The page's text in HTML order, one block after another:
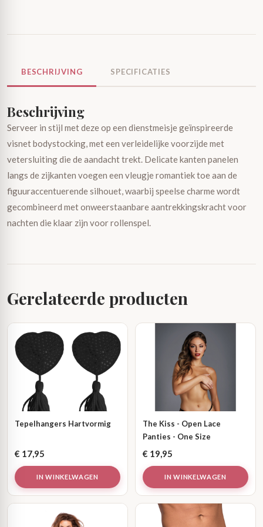
BESCHRIJVING SPECIFICATIES
Beschrijving
Serveer in stijl met deze op een dienstmeisje geïnspireerde
visnet bodystocking, met een verleidelijke voorzijde met
vetersluiting die de aandacht trekt. Delicate kanten panelen
langs de zijkanten voegen een vleugje romantiek toe aan de
figuuraccentuerende silhouet, waarbij speelse charme wordt
gecombineerd met onweerstaanbare aantrekkingskracht voor
nachten die klaar zijn voor rollenspel.
Gerelateerde producten
Tepelhangers Hartvormig
€ 17,95
IN WINKELWAGEN
The Kiss - Open Lace
Panties - One Size
€ 19,95
IN WINKELWAGEN